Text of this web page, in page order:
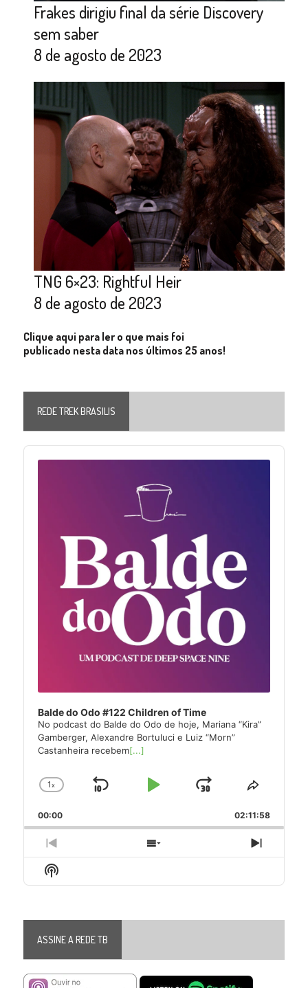
Frakes dirigiu final da série Discovery
sem saber
8 de agosto de 2023
TNG 6×23: Rightful Heir
8 de agosto de 2023
Clique aqui para ler o que mais foi
publicado nesta data nos últimos 25 anos!
REDE TREK BRASILIS
Audio
Player
Balde do Odo #122 Children of Time
No podcast do Balde do Odo de hoje, Mariana “Kira”
Gamberger, Alexandre Bortuluci e Luiz “Morn”
Castanheira recebem[...]
Change
Rate
1x
Skip
Play
Jump
Forward
Share
Episode
00:00 02:11:58
Previous
Episode
Show
Episodes
Next
Episode
Show
Podcast
ASSINE A REDE TB